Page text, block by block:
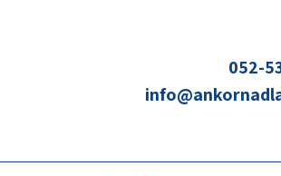
052-